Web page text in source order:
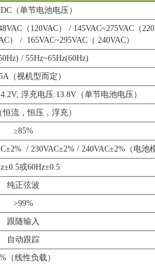
（单节电池电压）
（120VAC） / 145VAC~275VAC（
） /
165VAC~295VAC（ 240VAC）
/ 55Hz~65Hz(60Hz)
（视机型而定）
浮充电压:13.8V（单节电池电压）
流，恒压，浮充）
≥85%
/ 230VAC±2% / 240VAC±2%（电池
或60Hz±0.5
纯正弦波
>99%
跟随输入
自动跟踪
（线性负载）